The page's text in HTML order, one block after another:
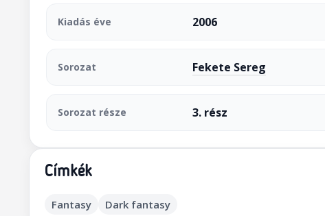
Kiadás éve 2006
Sorozat Fekete Sereg
Sorozat része 3. rész
Címkék
Fantasy Dark fantasy